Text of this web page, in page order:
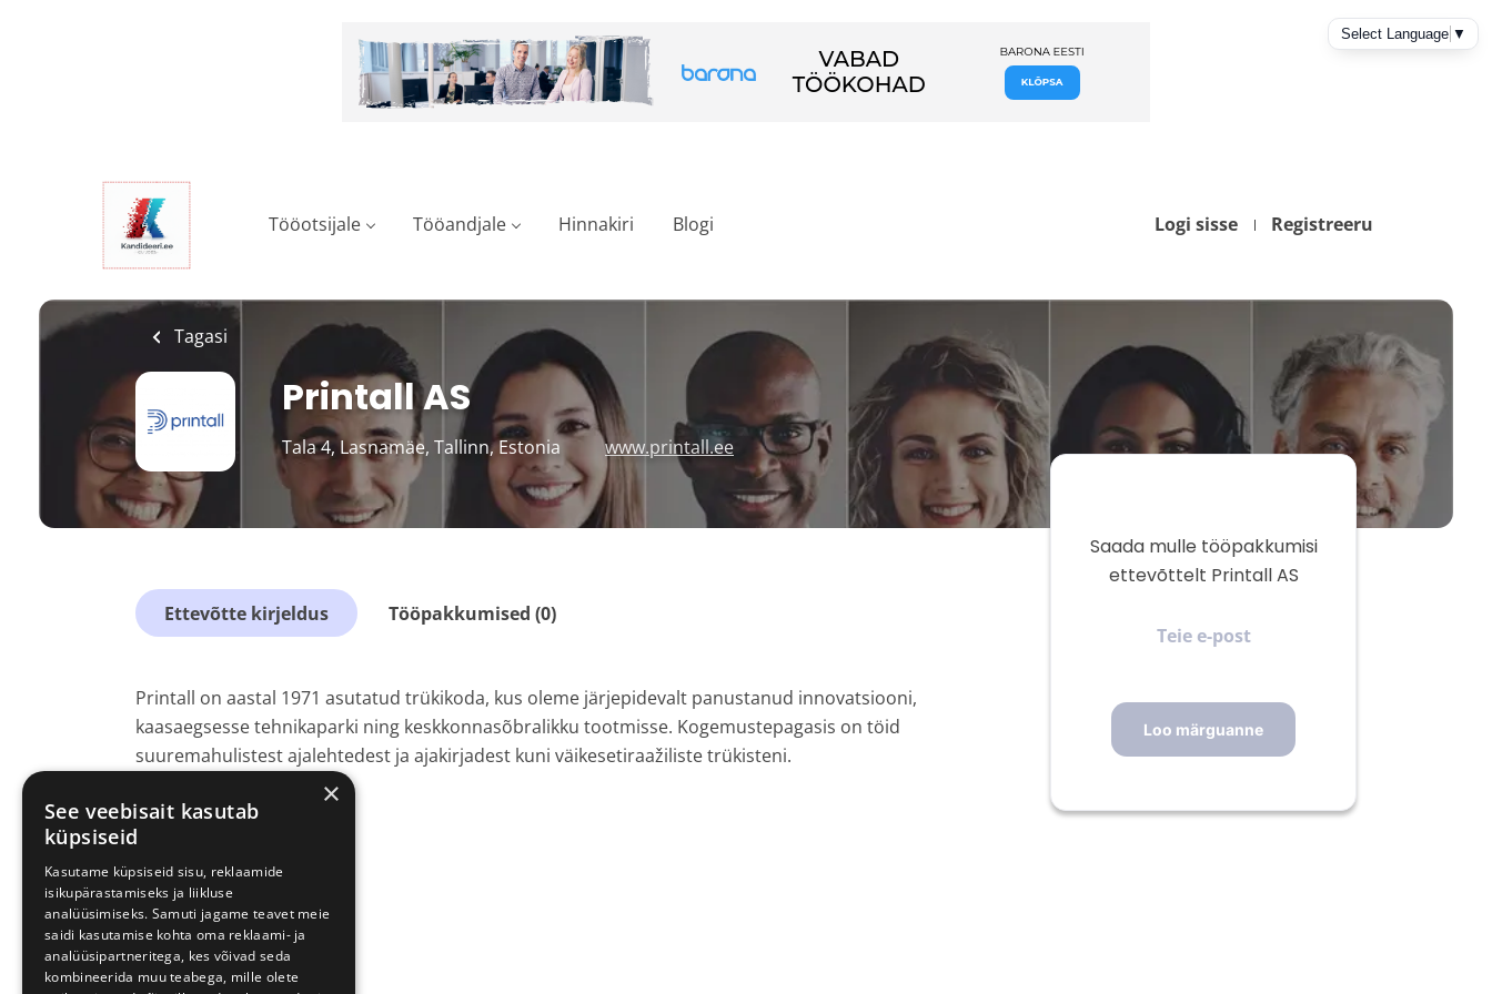
Logi sisse Registreeru
Tööotsijale Tööandjale Hinnakiri Blogi
Tagasi
Printall AS
Tala 4, Lasnamäe, Tallinn, Estonia www.printall.ee
Ettevõtte kirjeldus Tööpakkumised (0)
Printall on aastal 1971 asutatud trükikoda, kus oleme järjepidevalt panustanud innovatsiooni,
kaasaegsesse tehnikaparki ning keskkonnasõbralikku tootmisse. Kogemustepagasis on töid
suuremahulistest ajalehtedest ja ajakirjadest kuni väikesetiraažiliste trükisteni.
Saada mulle tööpakkumisi
ettevõttelt Printall AS
×
See veebisait kasutab
küpsiseid
Kasutame küpsiseid sisu, reklaamide
isikupärastamiseks ja liikluse
analüüsimiseks. Samuti jagame teavet meie
saidi kasutamise kohta oma reklaami- ja
analüüsipartneritega, kes võivad seda
kombineerida muu teabega, mille olete